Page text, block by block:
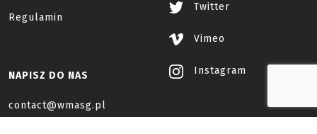
Regulamin
Twitter
Vimeo
Instagram
NAPISZ DO NAS
contact@wmasg.pl